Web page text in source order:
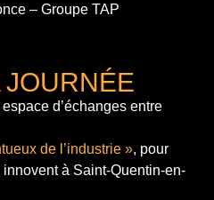
– Groupe TAP
JOURNÉE
espace d’échanges entre
de l’industrie », pour
à Saint-Quentin-en-